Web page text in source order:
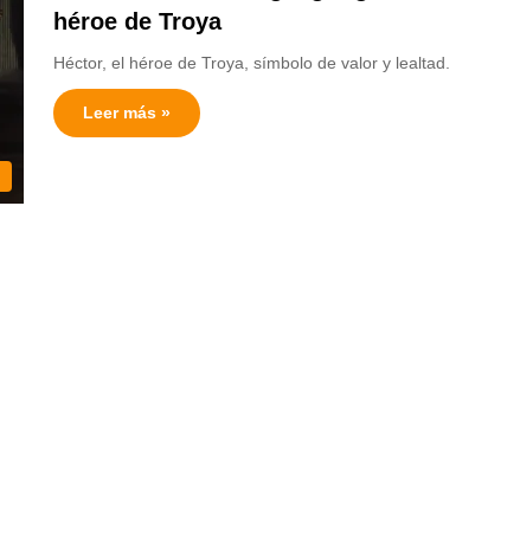
héroe de Troya
Héctor, el héroe de Troya, símbolo de valor y lealtad.
Leer más »